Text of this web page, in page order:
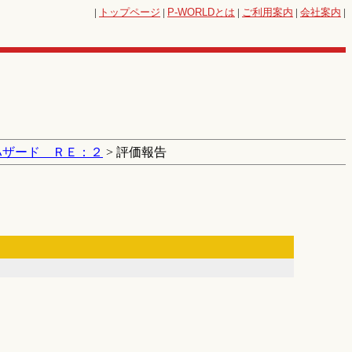
| トップページ | P-WORLDとは | ご利用案内 | 会社案内 |
ード ＲＥ：２ > 評価報告